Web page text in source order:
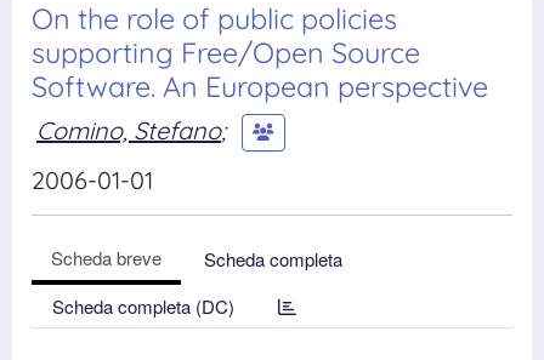
On the role of public policies
supporting Free/Open Source
Software. An European perspective
Comino, Stefano;
2006-01-01
Scheda breve
Scheda completa
Scheda completa (DC)